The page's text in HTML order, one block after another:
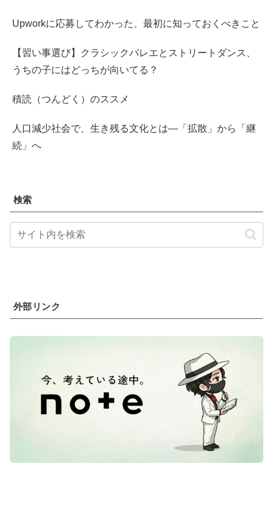
Upworkに応募してわかった、最初に知っておくべきこと
【習い事選び】クラシックバレエとストリートダンス、
うちの子にはどっちが向いてる？
積読（つんどく）のススメ
人口減少社会で、生き残る文化とは―「拡散」から「継
続」へ
検索
外部リンク